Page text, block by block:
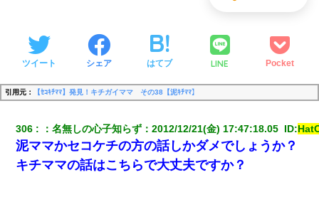
ツイート シェア はてブ LINE Pocket
引用元： 【ｾｺｷﾁﾏﾏ】発見！キチガイママ その38【泥ｷﾁﾏﾏ】
306 ：名無しの心子知らず ：2012/12/21(金) 17:47:18.05 ID:
泥ママかセコケチの方の話しかダメでしょうか？
キチママの話はこちらで大丈夫ですか？